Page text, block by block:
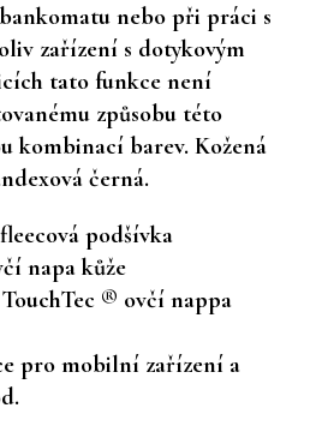
nebo při práci s
zařízení s dotykovým
tato funkce není
způsobu této
kombinací barev. Kožená
černá.
podšívka
napa kůže
® ovčí nappa
pro mobilní zařízení a